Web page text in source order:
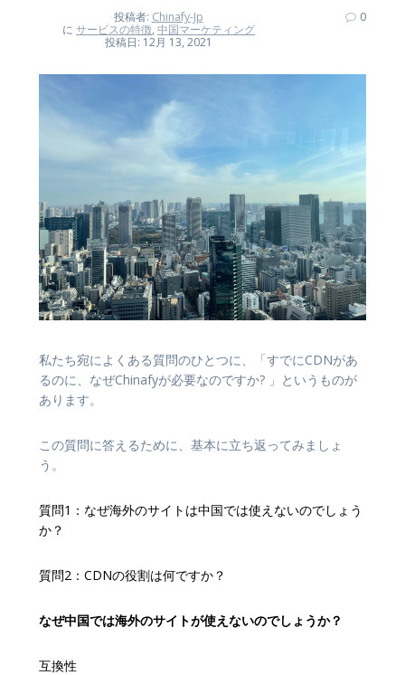
投稿者: Chinafy-Jp
にサービスの特徴,中国マーケティング
投稿日: 12月 13, 2021
0
私たち宛によくある質問のひとつに、「すでにCDNがあ
るのに、なぜChinafyが必要なのですか? 」というものが
あります。
この質問に答えるために、基本に立ち返ってみましょ
う。
質問1：なぜ海外のサイトは中国では使えないのでしょう
か？
質問2：CDNの役割は何ですか？
なぜ中国では海外のサイトが使えないのでしょうか？
互換性